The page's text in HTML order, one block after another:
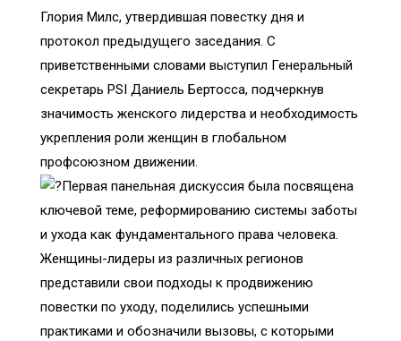
Глория Милс, утвердившая повестку дня и
протокол предыдущего заседания. С
приветственными словами выступил Генеральный
секретарь PSI Даниель Бертосса, подчеркнув
значимость женского лидерства и необходимость
укрепления роли женщин в глобальном
профсоюзном движении.
Первая панельная дискуссия была посвящена
ключевой теме, реформированию системы заботы
и ухода как фундаментального права человека.
Женщины-лидеры из различных регионов
представили свои подходы к продвижению
повестки по уходу, поделились успешными
практиками и обозначили вызовы, с которыми